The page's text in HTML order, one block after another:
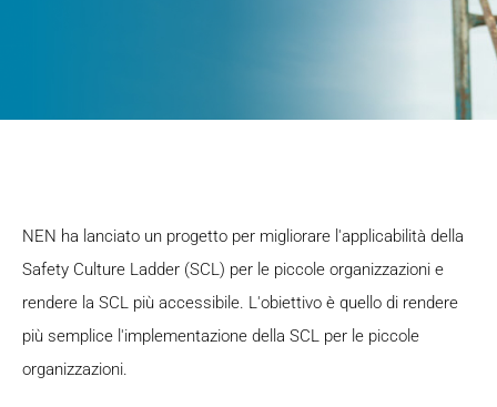
NEN ha lanciato un progetto per migliorare l'applicabilità della
Safety Culture Ladder (SCL) per le piccole organizzazioni e
rendere la SCL più accessibile. L'obiettivo è quello di rendere
più semplice l'implementazione della SCL per le piccole
organizzazioni.